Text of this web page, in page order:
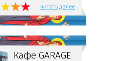
читать далее
Кафе GARAGE